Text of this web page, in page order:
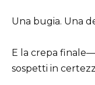
Una bugia. Una
E la crepa
sospetti in